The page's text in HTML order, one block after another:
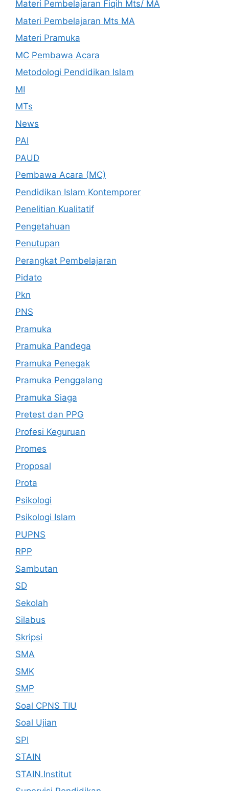
Materi Pembelajaran Fiqih Mts/ MA
Materi Pembelajaran Mts MA
Materi Pramuka
MC Pembawa Acara
Metodologi Pendidikan Islam
MI
MTs
News
PAI
PAUD
Pembawa Acara (MC)
Pendidikan Islam Kontemporer
Penelitian Kualitatif
Pengetahuan
Penutupan
Perangkat Pembelajaran
Pidato
Pkn
PNS
Pramuka
Pramuka Pandega
Pramuka Penegak
Pramuka Penggalang
Pramuka Siaga
Pretest dan PPG
Profesi Keguruan
Promes
Proposal
Prota
Psikologi
Psikologi Islam
PUPNS
RPP
Sambutan
SD
Sekolah
Silabus
Skripsi
SMA
SMK
SMP
Soal CPNS TIU
Soal Ujian
SPI
STAIN
STAIN.Institut